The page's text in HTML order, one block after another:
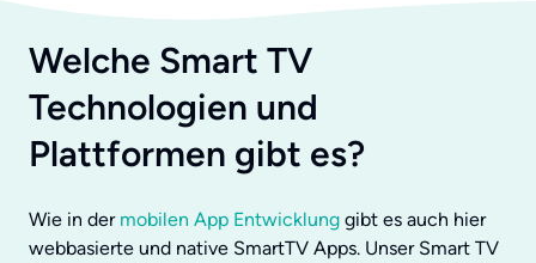
Welche Smart TV
Technologien und
Plattformen gibt es?
Wie in der mobilen App Entwicklung gibt es auch hier
webbasierte und native SmartTV Apps. Unser Smart TV